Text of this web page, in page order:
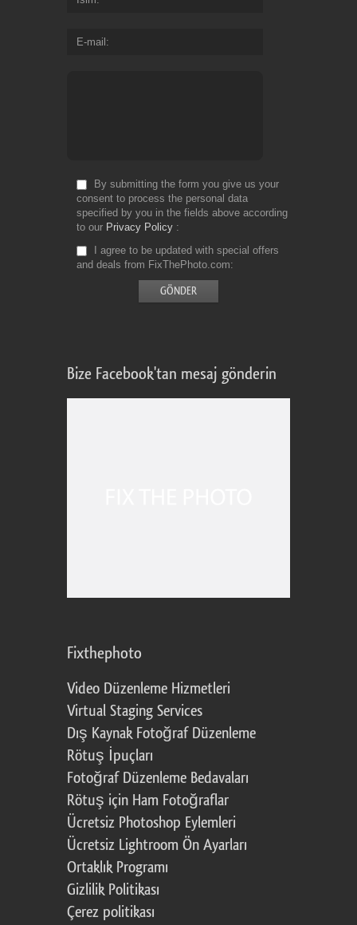
E-mail
By submitting the form you give us your
consent to process the personal data
specified by you in the fields above according
to our Privacy Policy
I agree to be updated with special offers
and deals from FixThePhoto.com
Bize Facebook'tan mesaj gönderin
Fixthephoto
Video Düzenleme Hizmetleri
Virtual Staging Services
Dış Kaynak Fotoğraf Düzenleme
Rötuş İpuçları
Fotoğraf Düzenleme Bedavaları
Rötuş için Ham Fotoğraflar
Ücretsiz Photoshop Eylemleri
Ücretsiz Lightroom Ön Ayarları
Ortaklık Programı
Gizlilik Politikası
Çerez politikası